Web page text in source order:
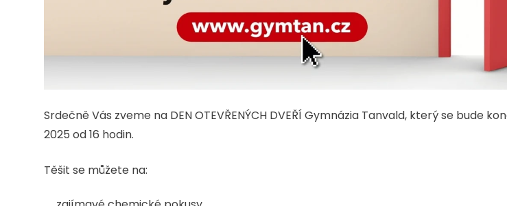
Srdečně Vás zveme na DEN OTEVŘENÝCH DVEŘÍ Gymnázia Tanvald, který se bude
2025 od 16 hodin.
Těšit se můžete na: